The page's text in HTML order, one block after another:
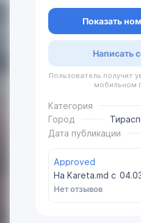
Показать
Написать
Пользователь получит
мобильном
Категория
Город
Дата публикации
Approved
На Kareta.md с
Нет отзывов